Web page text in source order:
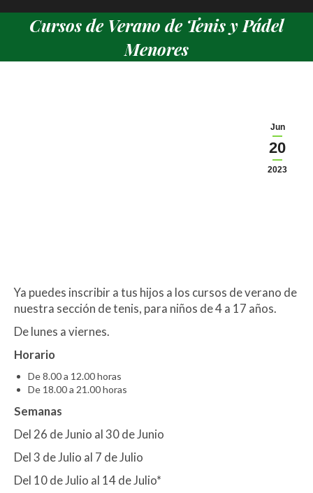
Cursos de Verano de Tenis y Pádel
Menores
Jun
20
2023
Ya puedes inscribir a tus hijos a los cursos de verano de
nuestra sección de tenis, para niños de 4 a 17 años.
De lunes a viernes.
Horario
De 8.00 a 12.00 horas
De 18.00 a 21.00 horas
Semanas
Del 26 de Junio al 30 de Junio
Del 3 de Julio al 7 de Julio
Del 10 de Julio al 14 de Julio*